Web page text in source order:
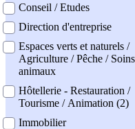
Conseil / Etudes
Direction d'entreprise
Espaces verts et naturels /
Agriculture / Pêche /
animaux
Hôtellerie - Restauration /
Tourisme / Animation (2)
Immobilier